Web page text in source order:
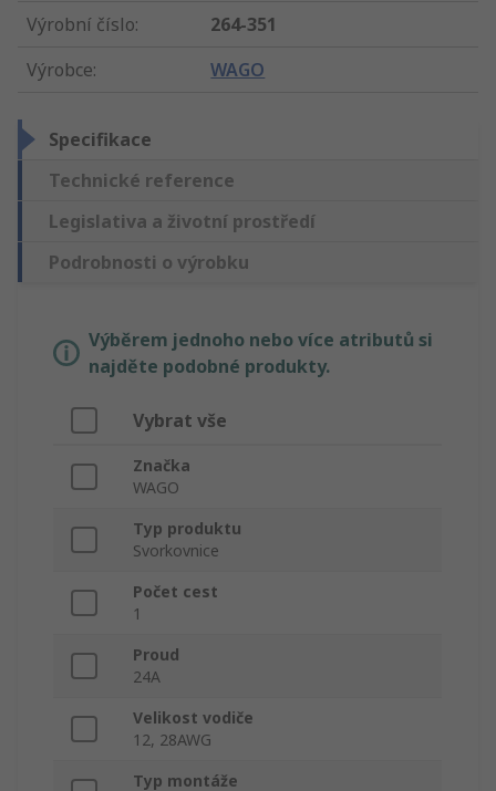
Výrobní číslo:
264-351
Výrobce: WAGO
Specifikace
Technické reference
Legislativa a životní prostředí
Podrobnosti o výrobku
Výběrem jednoho nebo více atributů si
najděte podobné produkty.
Vybrat vše
Značka
WAGO
Typ produktu
Svorkovnice
Počet cest
1
Proud
24A
Velikost vodiče
12, 28AWG
Typ montáže